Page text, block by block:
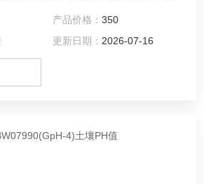
产品价格： 350
更新日期： 2026-07-16